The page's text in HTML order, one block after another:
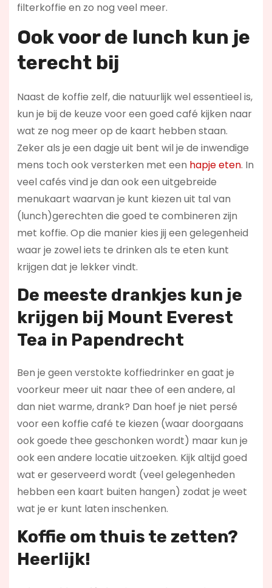
filterkoffie en zo nog veel meer.
Ook voor de lunch kun je
terecht bij
Naast de koffie zelf, die natuurlijk wel essentieel is,
kun je bij de keuze voor een goed café kijken naar
wat ze nog meer op de kaart hebben staan.
Zeker als je een dagje uit bent wil je de inwendige
mens toch ook versterken met een hapje eten. In
veel cafés vind je dan ook een uitgebreide
menukaart waarvan je kunt kiezen uit tal van
(lunch)gerechten die goed te combineren zijn
met koffie. Op die manier kies jij een gelegenheid
waar je zowel iets te drinken als te eten kunt
krijgen dat je lekker vindt.
De meeste drankjes kun je
krijgen bij Mount Everest
Tea in Papendrecht
Ben je geen verstokte koffiedrinker en gaat je
voorkeur meer uit naar thee of een andere, al
dan niet warme, drank? Dan hoef je niet persé
voor een koffie café te kiezen (waar doorgaans
ook goede thee geschonken wordt) maar kun je
ook een andere locatie uitzoeken. Kijk altijd goed
wat er geserveerd wordt (veel gelegenheden
hebben een kaart buiten hangen) zodat je weet
wat je er kunt laten inschenken.
Koffie om thuis te zetten?
Heerlijk!